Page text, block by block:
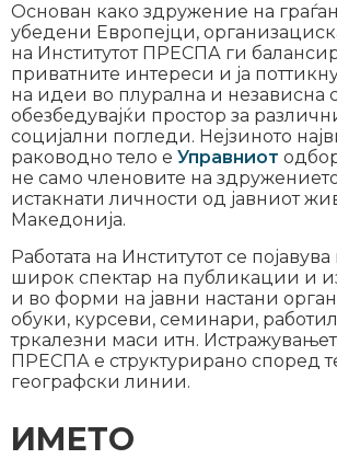
Основан како здружение на
убедени Европејци,
на Институтот ПРЕСПА ги
приватните интереси и ја
на идеи во плурална и независна
обезбедувајќи простор за
социјални погледи. Нејзиното
раководно тело е Управниот
не само членовите на
истакнати личности од јавниот
Македонија.
Работата на Институтот се
широк спектар на публикации и
и во форми на јавни настани
обуки, курсеви, семинари,
тркалезни маси итн.
ПРЕСПА е структурирано според
географски линии.
ИМЕТО